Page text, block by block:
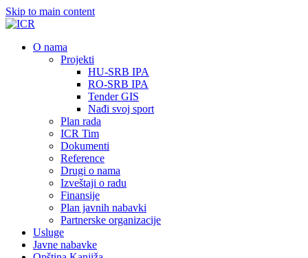
Skip to main content
О nama
Projekti
HU-SRB IPA
RO-SRB IPA
Tender GIS
Nađi svoj sport
Plan rada
ICR Tim
Dokumenti
Reference
Drugi o nama
Izveštaji o radu
Finansije
Plan javnih nabavki
Partnerske organizacije
Usluge
Javne nabavke